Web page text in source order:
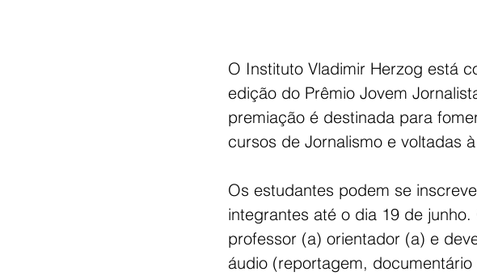
O Instituto Vladimir Herzog está
edição do Prêmio Jovem
premiação é destinada para
cursos de Jornalismo e voltadas
Os estudantes podem se
integrantes até o dia 19 de
professor (a) orientador (a) e
áudio (reportagem,